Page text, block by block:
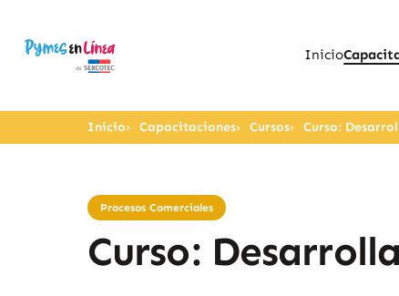
Inicio
Inicio Capacitaciones Cursos Curso:
Procesos Comerciales
Curso: